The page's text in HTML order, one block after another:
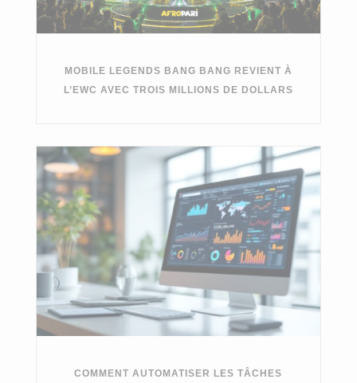
MOBILE LEGENDS BANG BANG REVIENT À
L’EWC AVEC TROIS MILLIONS DE DOLLARS
COMMENT AUTOMATISER LES TÂCHES